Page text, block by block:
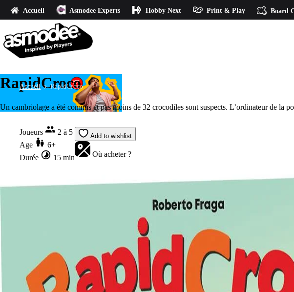
Accueil Asmodee Experts Hobby Next Print & Play Board
Accueil RapidCroco
RapidCroco
Un cambriolage a été commis et pas moins de 32 crocodiles sont suspects. L’ordinateur de
Joueurs
2 à 5
Age
6+
Durée
15 min
Add to wishlist
Où acheter ?